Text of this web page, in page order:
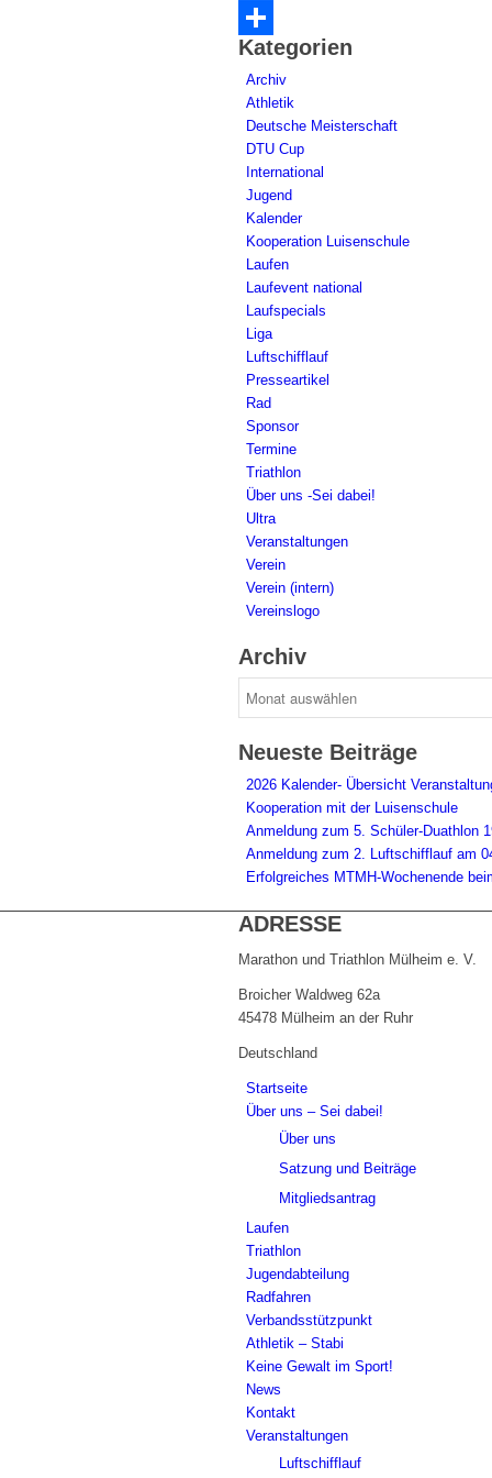
Teilen
Kategorien
Archiv
Athletik
Deutsche Meisterschaft
DTU Cup
International
Jugend
Kalender
Kooperation Luisenschule
Laufen
Laufevent national
Laufspecials
Liga
Luftschifflauf
Presseartikel
Rad
Sponsor
Termine
Triathlon
Über uns -Sei dabei!
Ultra
Veranstaltungen
Verein
Verein (intern)
Vereinslogo
Archiv
Neueste Beiträge
2026 Kalender- Übersicht
Kooperation mit der Luisenschule
Anmeldung zum 5. Schüler-Duathlon
Anmeldung zum 2. Luftschifflauf am
Erfolgreiches MTMH-Wochenende
ADRESSE
Marathon und Triathlon Mülheim e. V.
Broicher Waldweg 62a
45478 Mülheim an der Ruhr
Deutschland
Startseite
Über uns – Sei dabei!
Über uns
Satzung und Beiträge
Mitgliedsantrag
Laufen
Triathlon
Jugendabteilung
Radfahren
Verbandsstützpunkt
Athletik – Stabi
Keine Gewalt im Sport!
News
Kontakt
Veranstaltungen
Luftschifflauf